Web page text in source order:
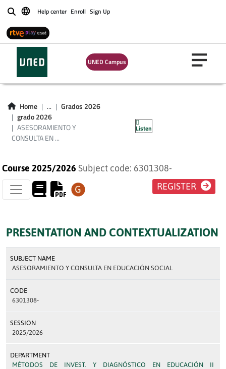
BuscarHelp center Enroll Sign Up
UNED Campus
Home ...
Grados 2026
grado 2026
ASESORAMIENTO Y
CONSULTA EN ...
Listen
ASESORAMIENTO Y
CONSULTA EN
EDUCACIÓN SOCIAL
Course 2025/2026 Subject code: 6301308-
REGISTER
PRESENTATION AND CONTEXTUALIZATION
SUBJECT NAME
ASESORAMIENTO Y CONSULTA EN EDUCACIÓN SOCIAL
CODE
6301308-
SESSION
2025/2026
DEPARTMENT
MÉTODOS DE INVEST. Y DIAGNÓSTICO EN EDUCACIÓN II